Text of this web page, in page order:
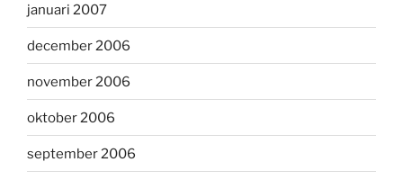
januari 2007
december 2006
november 2006
oktober 2006
september 2006